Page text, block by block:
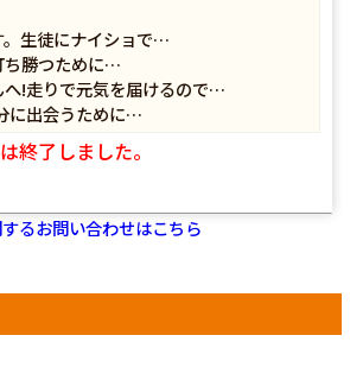
。生徒にナイショで…
ち勝つために…
へ!走りで元気を届けるので…
に出会うために…
終了しました。
るお問い合わせはこちら